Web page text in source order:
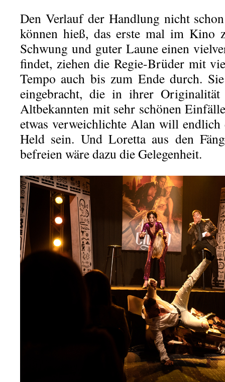
Den Verlauf der Handlung nicht
können hieß, das erste mal im Kino
Schwung und guter Laune einen
findet, ziehen die Regie-Brüder mit
Tempo auch bis zum Ende durch.
eingebracht, die in ihrer Originalität
Altbekannten mit sehr schönen
etwas verweichlichte Alan will
Held sein. Und Loretta aus den
befreien wäre dazu die Gelegenheit.